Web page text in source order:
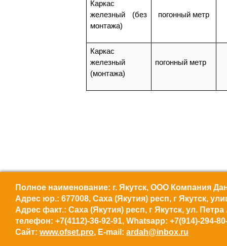
Каркас
железный (без
монтажа)
погонный метр
Каркас
железный
(монтажа)
погонный метр
Полное наименование: г. Якутск, ООО Компания
Адрес юр.: 677008, Саха (Якутия) респ, г Якутск,
Адрес факт.: Саха (Якутия) респ, г Якутск, ул. Петра
телефон: +7(4112)-36-92-91, Whatsapp: +7(914)-294-
Сайт: www.ofset.pro, E-mail: ardah@inbox.ru